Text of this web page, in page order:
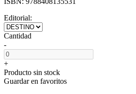
Editorial:
Cantidad
-
+
Producto sin stock
Guardar en favoritos